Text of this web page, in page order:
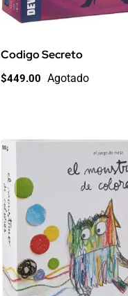
Codigo Secreto
$449.00 Agotado